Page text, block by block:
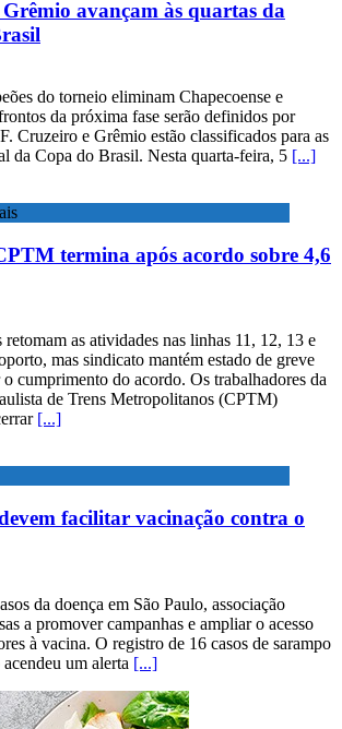
avançam às quartas da
do torneio eliminam Chapecoense e
da próxima fase serão definidos por
Cruzeiro e Grêmio estão classificados para as
da Copa do Brasil. Nesta quarta-feira, 5 [...]
termina após acordo sobre 4,6
retomam as atividades nas linhas 11, 12, 13 e
mas sindicato mantém estado de greve
cumprimento do acordo. Os trabalhadores da
de Trens Metropolitanos (CPTM)
[...]
facilitar vacinação contra o
da doença em São Paulo, associação
a promover campanhas e ampliar o acesso
à vacina. O registro de 16 casos de sarampo
um alerta [...]